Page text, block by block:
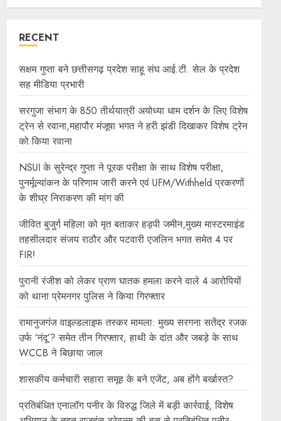
RECENT
सक्षम गुप्ता बने छत्तीसगढ़ प्रदेश साहू संघ आई.टी. सेल के प्रदेश
सह मीडिया प्रभारी
सरगुजा संभाग के 850 तीर्थयात्री अयोध्या धाम दर्शन के लिए विशेष
ट्रेन से रवाना,महापौर मंजूषा भगत ने हरी झंडी दिखाकर विशेष ट्रेन
को किया रवाना
NSUI के सुरेन्द्र गुप्ता ने पूरक परीक्षा के साथ विशेष परीक्षा,
पुनर्मूल्यांकन के परिणाम जारी करने एवं UFM/Withheld प्रकरणों
के शीघ्र निराकरण की मांग की
जीवित बुजुर्ग महिला को मृत बताकर हड़पी जमीन,मुख्य मास्टरमाइंड
तहसीलदार संजय राठौर और पटवारी एजलिन भगत समेत 4 पर
FIR!
पुरानी रंजीश को लेकर प्राण घातक हमला करने वाले 4 आरोपियों
को थाना प्रेमनगर पुलिस ने किया गिरफ्तार
रामानुजगंज वाइल्डलाइफ तस्कर मामला: मुख्य सरगना सतेंद्र रजक
उर्फ ‘नंदू’? समेत तीन गिरफ्तार, हाथी के दांत और जबड़े के साथ
WCCB ने बिछाया जाल
शासकीय कर्मचारी सहारा समूह के बने एजेंट, अब होंगे बर्खास्त?
प्रतिबंधित एनालॉग पनीर के विरुद्ध जिले में बड़ी कार्रवाई, विशेष